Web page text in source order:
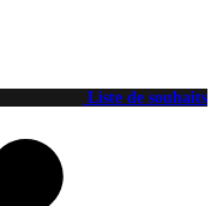
Liste de souhaits